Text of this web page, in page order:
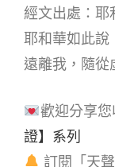
經文出處：耶
耶和華如此說
遠離我，隨從
歡迎分享您
證】系列
訂閱「天